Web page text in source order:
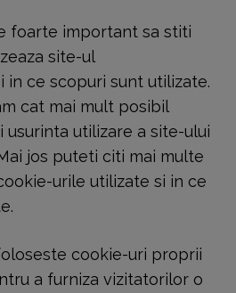
foarte important sa stiti
site-ul
in ce scopuri sunt utilizate.
cat mai mult posibil
utilizare a site-ului
jos puteti citi mai multe
urile utilizate si in ce
cookie-uri proprii
a furniza vizitatorilor o